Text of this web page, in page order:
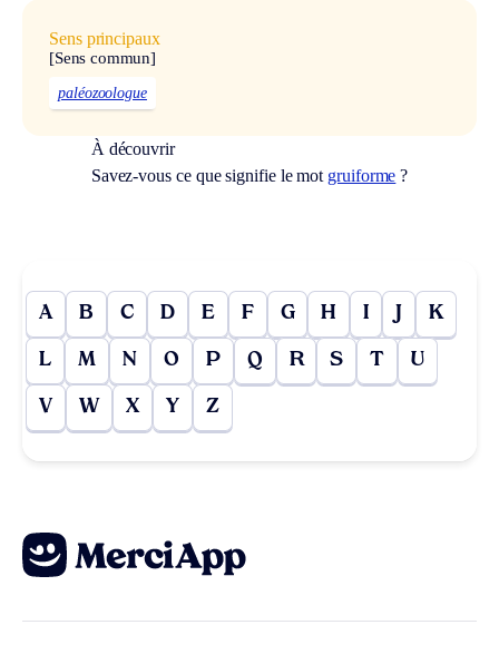
Sens principaux
[Sens commun]
paléozoologue
À découvrir
Savez-vous ce que signifie le mot gruiforme ?
A B C D E F G H I J K
L M N O P Q R S T U
V W X Y Z